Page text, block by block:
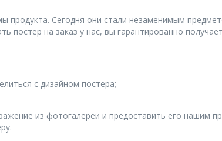
продукта. Сегодня они стали незаменимым
постер на заказ у нас, вы гарантированно
с дизайном постера;
из фотогалереи и предоставить его нашим